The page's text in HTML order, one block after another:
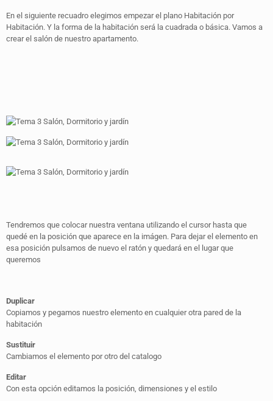
En el siguiente recuadro elegimos empezar el plano Habitación por
Habitación. Y la forma de la habitación será la cuadrada o básica. Vamos a
crear el salón de nuestro apartamento.
Tendremos que colocar nuestra ventana utilizando el cursor hasta que
quedé en la posición que aparece en la imágen. Para dejar el elemento en
esa posición pulsamos de nuevo el ratón y quedará en el lugar que
queremos
Duplicar
Copiamos y pegamos nuestro elemento en cualquier otra pared de la
habitación
Sustituir
Cambiamos el elemento por otro del catalogo
Editar
Con esta opción editamos la posición, dimensiones y el estilo